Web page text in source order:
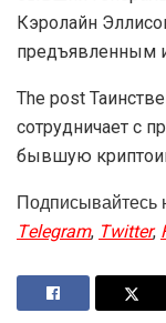
Кэролайн
предъявленным
The post
сотрудничает с
бывшую
Подписывайтесь
Telegram, Twitter,